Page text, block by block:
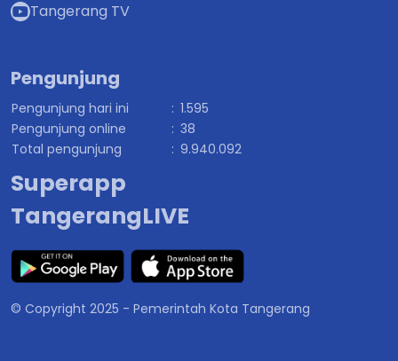
Tangerang TV
Pengunjung
Pengunjung hari ini : 1.595
Pengunjung online
: 38
Total pengunjung
: 9.940.092
Superapp
TangerangLIVE
© Copyright 2025 - Pemerintah Kota Tangerang